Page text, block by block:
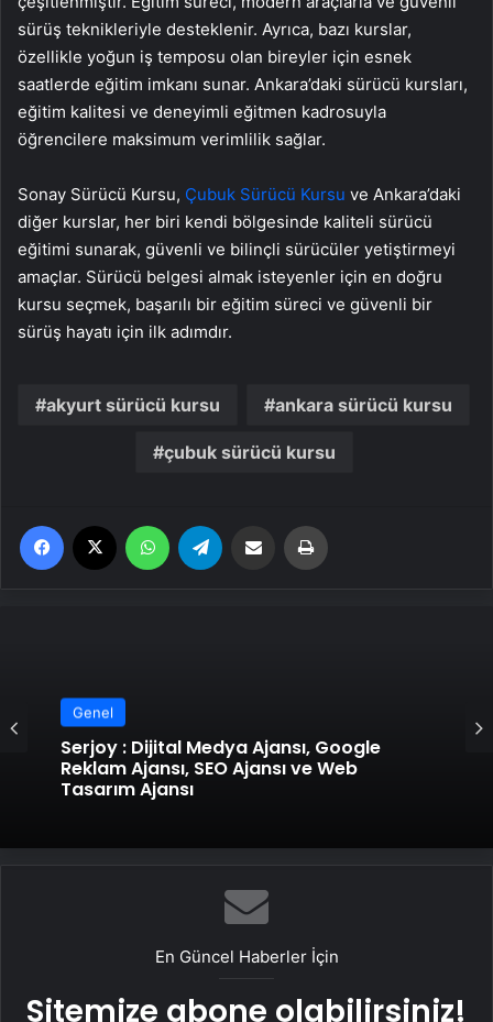
sürüş teknikleriyle desteklenir. Ayrıca, bazı kurslar,
özellikle yoğun iş temposu olan bireyler için esnek
saatlerde eğitim imkanı sunar. Ankara’daki sürücü kursları,
eğitim kalitesi ve deneyimli eğitmen kadrosuyla
öğrencilere maksimum verimlilik sağlar.
Sonay Sürücü Kursu, Çubuk Sürücü Kursu ve Ankara’daki
diğer kurslar, her biri kendi bölgesinde kaliteli sürücü
eğitimi sunarak, güvenli ve bilinçli sürücüler yetiştirmeyi
amaçlar. Sürücü belgesi almak isteyenler için en doğru
kursu seçmek, başarılı bir eğitim süreci ve güvenli bir
sürüş hayatı için ilk adımdır.
akyurt sürücü kursu ankara sürücü kursu
çubuk sürücü kursu
Facebook WhatsApp Email'den paylaş
Genel
Reklam Ajansı, SEO Ajansı ve Web
Genel
UETDS Nedir ? Uetds.com İle Akıllı Dijital
Taşımacılık Yazılımı
En Güncel Haberler İçin
Sitemize abone olabilirsiniz!